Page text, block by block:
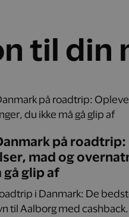
til din
på roadtrip:
mad og
gå glip af
i Danmark: De
til Aalborg med